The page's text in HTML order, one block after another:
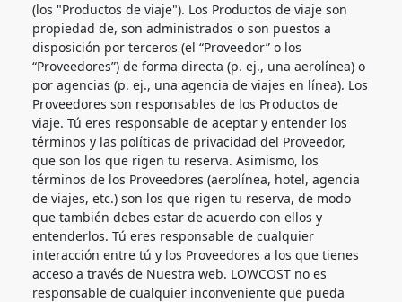
(los "Productos de viaje"). Los Productos de viaje son
propiedad de, son administrados o son puestos a
disposición por terceros (el “Proveedor” o los
“Proveedores”) de forma directa (p. ej., una aerolínea) o
por agencias (p. ej., una agencia de viajes en línea). Los
Proveedores son responsables de los Productos de
viaje. Tú eres responsable de aceptar y entender los
términos y las políticas de privacidad del Proveedor,
que son los que rigen tu reserva. Asimismo, los
términos de los Proveedores (aerolínea, hotel, agencia
de viajes, etc.) son los que rigen tu reserva, de modo
que también debes estar de acuerdo con ellos y
entenderlos. Tú eres responsable de cualquier
interacción entre tú y los Proveedores a los que tienes
acceso a través de Nuestra web. LOWCOST no es
responsable de cualquier inconveniente que pueda